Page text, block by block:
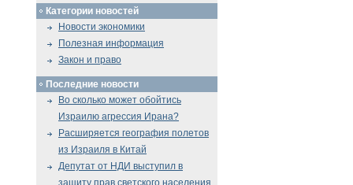
Категории новостей
Новости экономики
Полезная информация
Закон и право
Последние новости
Во сколько может обойтись
Израилю агрессия Ирана?
Расширяется география полетов
из Израиля в Китай
Депутат от НДИ выступил в
защиту прав светского населения